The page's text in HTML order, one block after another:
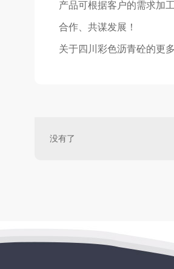
产品可根据客户的需求加
合作、共谋发展！
关于四川彩色沥青砼的更
没有了